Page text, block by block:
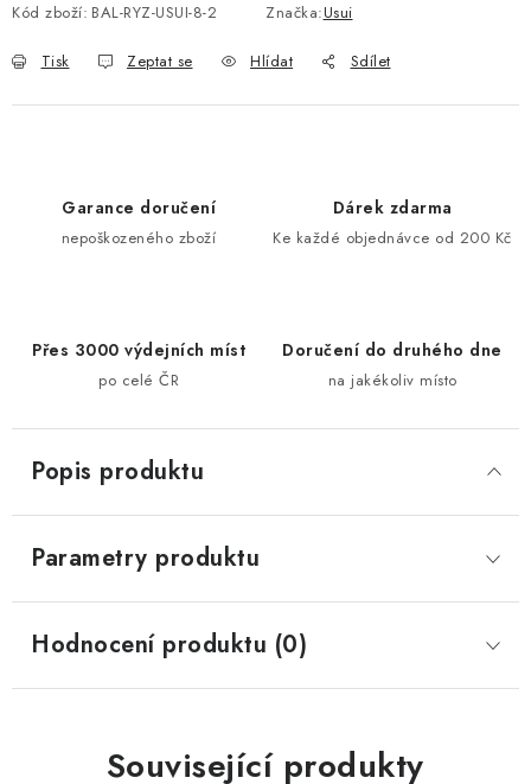
Kód zboží: BAL-RYZ-USUI-8-2 Značka:Usui
Tisk Zeptat se Hlídat Sdílet
Garance doručení
nepoškozeného zboží
Dárek zdarma
Ke každé objednávce od 200 Kč
Přes 3000 výdejních míst
po celé ČR
Doručení do druhého dne
na jakékoliv místo
Popis produktu
Parametry produktu
Hodnocení produktu (0)
Související produkty